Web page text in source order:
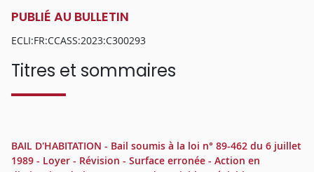
PUBLIÉ AU BULLETIN
ECLI:FR:CCASS:2023:C300293
Titres et sommaires
BAIL D'HABITATION - Bail soumis à la loi n° 89-462 du 6 juillet
1989 - Loyer - Révision - Surface erronée - Action en